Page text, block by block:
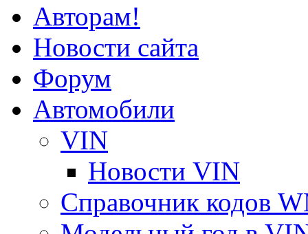
Авторам!
Новости сайта
Форум
Автомобили
VIN
Новости VIN
Справочник кодов